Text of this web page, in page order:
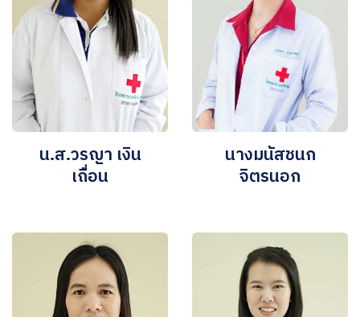
น.ส.วรญา เงิน
เถื่อน
นางมนัสชนก
จิตรนอก